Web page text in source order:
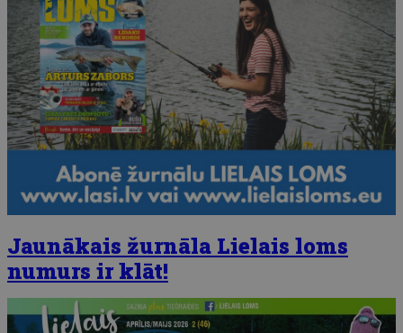
Jaunākais žurnāla Lielais loms
numurs ir klāt!